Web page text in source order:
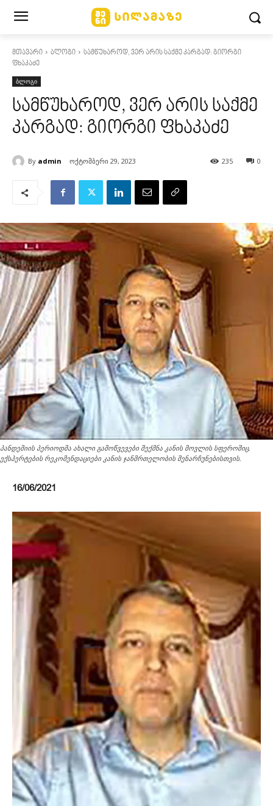
მთავარი ბლოგი
სამწუხაროდ, ვერ არის საქმე კარგად: გიორგი
ფხაკაძე
ბლოგი
სამწუხაროდ, ვერ არის საქმე
კარგად: გიორგი ფხაკაძე
By admin ოქტომბერი 29, 2023 0
235
პანდემიის პერიოდმა ახალი გამოწვევები შექმნა კანის მოვლის სფეროშიც.
ექსპერტების რეკომენდაციები კანის ჯანმრთელობის შენარჩუნებისთვის.
16/06/2021